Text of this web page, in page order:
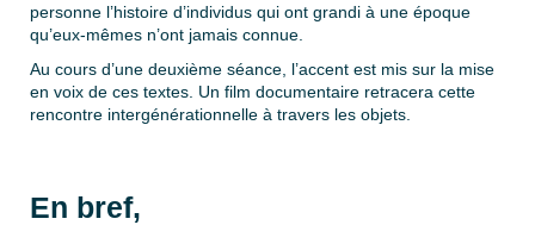
personne l’histoire d’individus qui ont grandi à une époque
qu’eux-mêmes n’ont jamais connue.
Au cours d’une deuxième séance, l’accent est mis sur la mise
en voix de ces textes. Un film documentaire retracera cette
rencontre intergénérationnelle à travers les objets.
En bref,